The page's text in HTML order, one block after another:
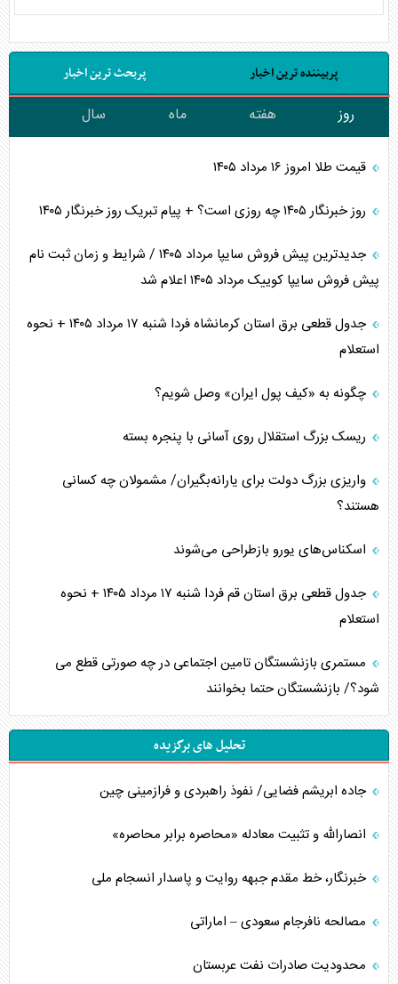
پربیننده ترین اخبار پربحث ترین اخبار
روز هفته ماه سال
قیمت طلا امروز ۱۶ مرداد ۱۴۰۵
روز خبرنگار ۱۴۰۵ چه روزی است؟ + پیام تبریک روز خبرنگار ۱۴۰۵
جدیدترین پیش فروش سایپا مرداد ۱۴۰۵ / شرایط و زمان ثبت نام
پیش فروش سایپا کوییک مرداد ۱۴۰۵ اعلام شد
جدول قطعی برق استان کرمانشاه فردا شنبه ۱۷ مرداد ۱۴۰۵ + نحوه
استعلام
چگونه به «کیف پول ایران» وصل شویم؟
ریسک بزرگ استقلال روی آسانی با پنجره بسته
واریزی بزرگ دولت برای یارانه‌بگیران/ مشمولان چه کسانی
هستند؟
اسکناس‌های یورو بازطراحی می‌شوند
جدول قطعی برق استان قم فردا شنبه ۱۷ مرداد ۱۴۰۵ + نحوه
استعلام
مستمری بازنشستگان تامین اجتماعی در چه صورتی قطع می
شود؟/ بازنشستگان حتما بخوانند
تحلیل های برگزیده
جاده ابریشم فضایی/ نفوذ راهبردی و فرازمینی چین
انصارالله و تثبیت معادله «محاصره برابر محاصره»
خبرنگار، خط مقدم جبهه روایت و پاسدار انسجام ملی
مصالحه نافرجام سعودی – اماراتی
محدودیت صادرات نفت عربستان